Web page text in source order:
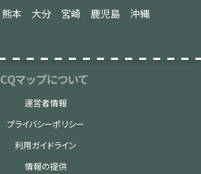
熊本 大分 宮崎 鹿児島 沖縄
CQマップについて
運営者情報
プライバシーポリシー
利用ガイドライン
情報の提供